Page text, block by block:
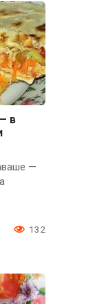
в
—
132